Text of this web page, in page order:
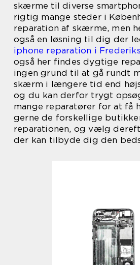
skærme til diverse
rigtig mange steder i
reparation af skærme, men
også en løsning til dig der
iphone reparation i
også her findes dygtige
ingen grund til at gå rundt
skærm i længere tid end
og du kan derfor trygt
mange reparatører for at få
gerne de forskellige
reparationen, og vælg
der kan tilbyde dig den